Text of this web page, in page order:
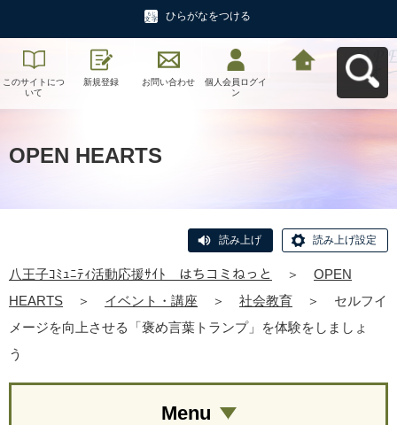
ひらがなをつける
このサイトにつ
いて
新規登録 お問い合わせ
個人会員ログイ
ン
OPEN HEARTS
読み上げ 読み上げ設定
八王子ｺﾐｭﾆﾃｨ活動応援ｻｲﾄ はちコミねっと ＞
OPEN
HEARTS
＞ イベント・講座 ＞ 社会教育 ＞
セルフイ
メージを向上させる「褒め言葉トランプ」を体験をしましょ
う
Menu